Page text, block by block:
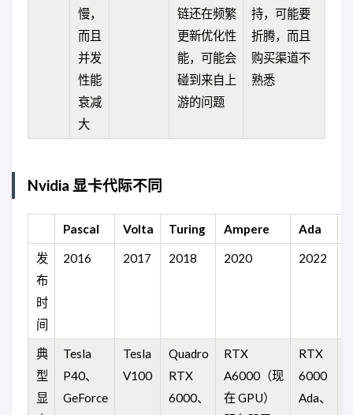
慢，
而且
并发
性能
衰减
大
链还在频繁
更新优化性
能，可能会
碰到来自上
游的问题
持，可能要
折腾，而且
购买渠道不
熟悉
Nvidia 显卡代际不同
Pascal Volta Turing Ampere Ada
发
布
时
间
2016 2017 2018 2020 2022
典
型
显
Tesla
P40、
GeForce
Tesla
V100
Quadro
RTX
6000、
RTX
A6000（现
在 GPU）
RTX
6000
Ada、